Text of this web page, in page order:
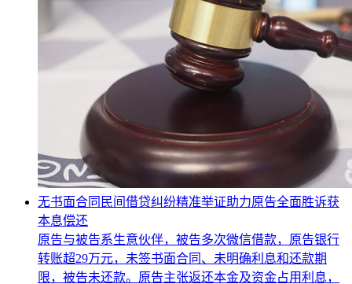
无书面合同民间借贷纠纷精准举证助力原告全面胜诉获
本息偿还
原告与被告系生意伙伴，被告多次微信借款，原告银行
转账超29万元，未签书面合同、未明确利息和还款期
限，被告未还款。原告主张返还本金及资金占用利息，